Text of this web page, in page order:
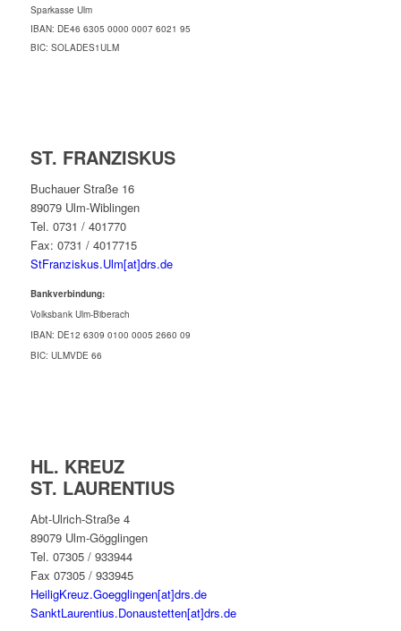
Sparkasse Ulm
IBAN: DE46 6305 0000 0007 6021 95
BIC: SOLADES1ULM
ST. FRANZISKUS
Buchauer Straße 16
89079 Ulm-Wiblingen
Tel. 0731 / 401770
Fax: 0731 / 4017715
StFranziskus.Ulm[at]drs.de
Bankverbindung:
Volksbank Ulm-Biberach
IBAN: DE12 6309 0100 0005 2660 09
BIC: ULMVDE 66
HL. KREUZ
ST. LAURENTIUS
Abt-Ulrich-Straße 4
89079 Ulm-Gögglingen
Tel. 07305 / 933944
Fax 07305 / 933945
HeiligKreuz.Goegglingen[at]drs.de
SanktLaurentius.Donaustetten[at]drs.de